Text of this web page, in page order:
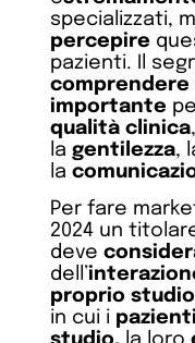
specializzati,
percepire
pazienti. Il
comprendere
importante
qualità clinica
la gentilezza,
la
Per fare
2024 un
deve
dell’
proprio studio
in cui i